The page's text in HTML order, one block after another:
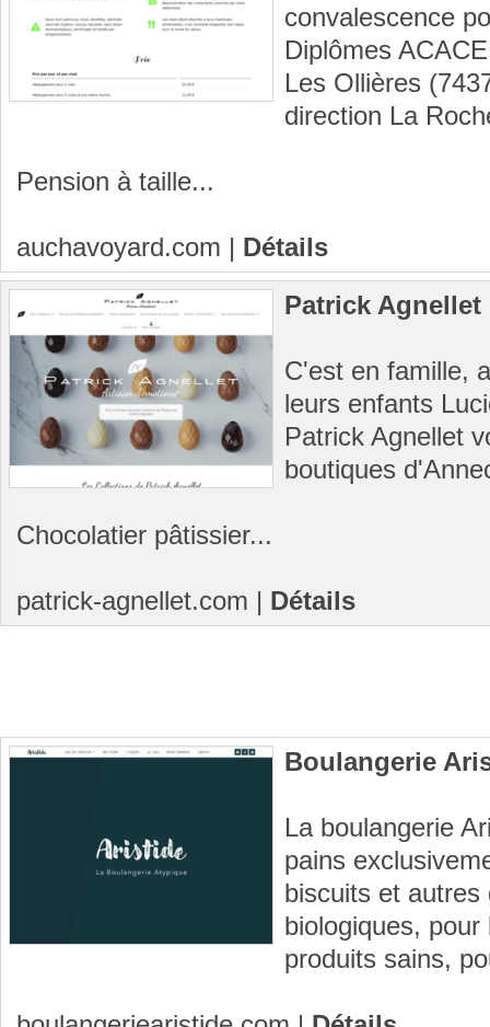
convalescence
Diplômes
Les Ollières
direction La
Pension à taille...
auchavoyard.com | Détails
Patrick
C'est en famille,
leurs enfants
Patrick Agnellet
boutiques
Chocolatier pâtissier...
patrick-agnellet.com | Détails
Boulangerie
La boulangerie
pains
biscuits et autres
biologiques,
produits sains,